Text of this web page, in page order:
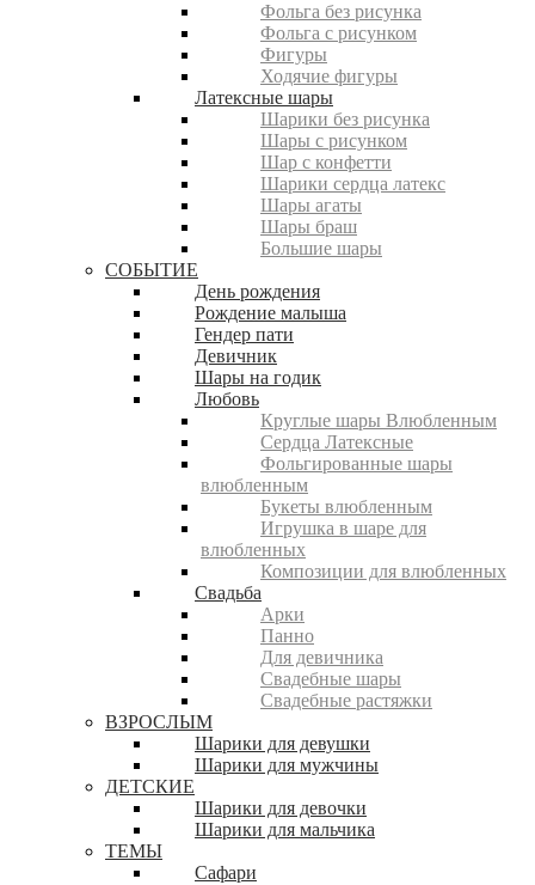
Фольга без рисунка
Фольга с рисунком
Фигуры
Ходячие фигуры
Латексные шары
Шарики без рисунка
Шары с рисунком
Шар с конфетти
Шарики сердца латекс
Шары агаты
Шары браш
Большие шары
СОБЫТИЕ
День рождения
Рождение малыша
Гендер пати
Девичник
Шары на годик
Любовь
Круглые шары Влюбленным
Сердца Латексные
Фольгированные шары
влюбленным
Букеты влюбленным
Игрушка в шаре для
влюбленных
Композиции для влюбленных
Свадьба
Арки
Панно
Для девичника
Свадебные шары
Свадебные растяжки
ВЗРОСЛЫМ
Шарики для девушки
Шарики для мужчины
ДЕТСКИЕ
Шарики для девочки
Шарики для мальчика
ТЕМЫ
Сафари